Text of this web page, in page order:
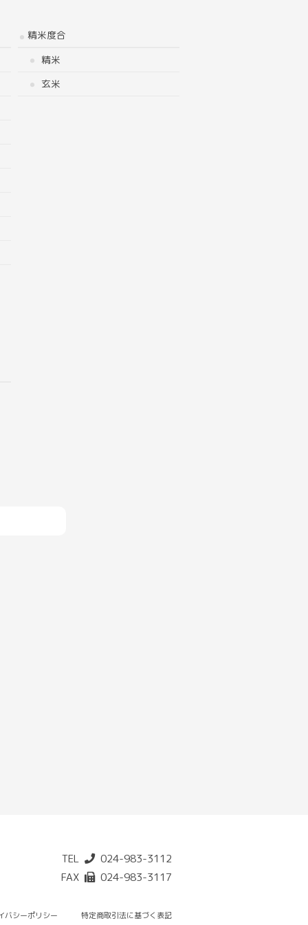
精米度合
精米
玄米
TEL
024-983-3112
FAX
024-983-3117
バシーポリシー 特定商取引法に基づく表記